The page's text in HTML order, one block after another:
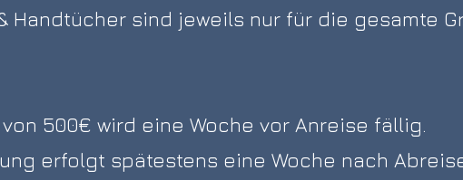
Handtücher sind jeweils nur für die gesamte
500€ wird eine Woche vor Anreise fällig.
erfolgt spätestens eine Woche nach